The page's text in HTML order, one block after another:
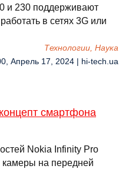
и 230 поддерживают
в сетях 3G или
Технологии, Наука
Апрель 17, 2024 | hi-tech.ua
смартфона
Nokia Infinity Pro
камеры на передней